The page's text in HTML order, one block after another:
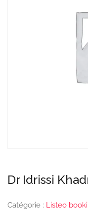
Dr Idrissi
Catégorie : Listeo